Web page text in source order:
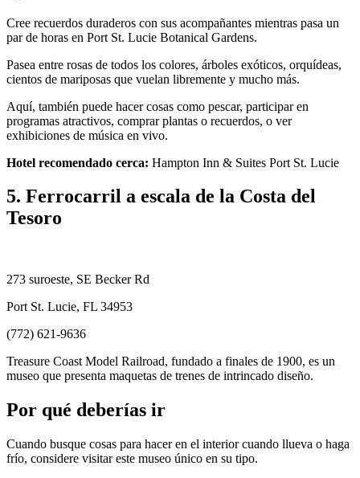
Cree recuerdos duraderos con sus acompañantes mientras pasa un
par de horas en Port St. Lucie Botanical Gardens.
Pasea entre rosas de todos los colores, árboles exóticos, orquídeas,
cientos de mariposas que vuelan libremente y mucho más.
Aquí, también puede hacer cosas como pescar, participar en
programas atractivos, comprar plantas o recuerdos, o ver
exhibiciones de música en vivo.
Hotel recomendado cerca: Hampton Inn & Suites Port St. Lucie
5. Ferrocarril a escala de la Costa del
Tesoro
273 suroeste, SE Becker Rd
Port St. Lucie, FL 34953
(772) 621-9636
Treasure Coast Model Railroad, fundado a finales de 1900, es un
museo que presenta maquetas de trenes de intrincado diseño.
Por qué deberías ir
Cuando busque cosas para hacer en el interior cuando llueva o haga
frío, considere visitar este museo único en su tipo.